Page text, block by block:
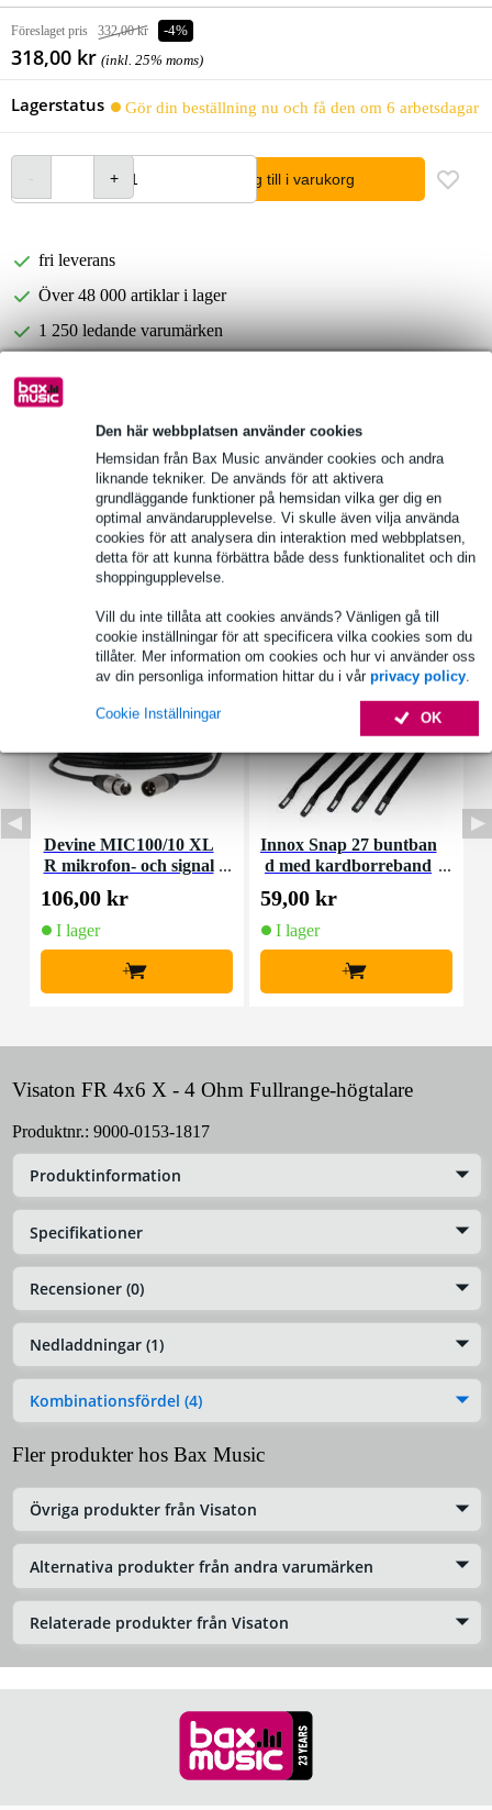
Den här webbplatsen använder cookies
Hemsidan från Bax Music använder cookies och andra
liknande tekniker. De används för att aktivera
grundläggande funktioner på hemsidan vilka ger dig en
optimal användarupplevelse. Vi skulle även vilja använda
cookies för att analysera din interaktion med webbplatsen,
detta för att kunna förbättra både dess funktionalitet och din
shoppingupplevelse.
Vill du inte tillåta att cookies används? Vänligen gå till
cookie inställningar för att specificera vilka cookies som du
tillåter. Mer information om cookies och hur vi använder oss
av din personliga information hittar du i vår privacy policy.
OK
Cookie Inställningar
Föreslaget pris 332,00 kr -4%
318,00 kr (inkl. 25% moms)
Lagerstatus Gör din beställning nu och få den om 6 arbetsdagar
lägg till i varukorg
fri leverans
Över 48 000 artiklar i lager
1 250 ledande varumärken
Produktinformation
mått per högtalare: 9 x 15 cm (4" x 6")
anslutningar: 4,8 x 0,8 mm (+) / 2,8 x 0,8 mm (-)
kontinuerlig effekt: 15 W
Fullständiga specifikationer
Devine MIC100/10 XL
R mikrofon- och signal
kabel 10 meter
106,00 kr
I lager
+
Innox Snap 27 buntban
d med kardborreband
59,00 kr
I lager
+
Visaton FR 4x6 X - 4 Ohm Fullrange-högtalare
Produktnr.: 9000-0153-1817
Produktinformation
Specifikationer
Recensioner (0)
Nedladdningar (1)
Kombinationsfördel (4)
Fler produkter hos Bax Music
Övriga produkter från Visaton
Alternativa produkter från andra varumärken
Relaterade produkter från Visaton